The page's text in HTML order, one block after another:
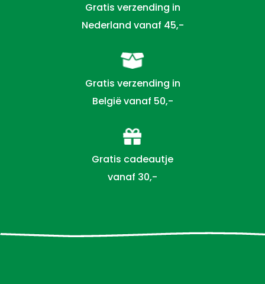
Gratis verzending in
Nederland vanaf 45,-
Gratis verzending in
België vanaf 50,-
Gratis cadeautje
vanaf 30,-